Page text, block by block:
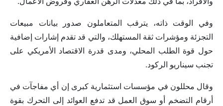
وفي الوقت ذاته، يترقب المتعاملون صدور بيانات مبيعات
التجزئة ومؤشرات ثقة المستهلك، والتي قد تقدم إشارات إضافية
حول قوة الطلب المحلي، ومدى قدرة الاقتصاد الأمريكي على
تجنب سيناريو الركود.
وقال محللون في مؤسسات استثمارية كبرى إن أي مفاجآت في
أرقام التضخم أو سوق العمل قد تدفع العوائد إلى التحرك بقوة